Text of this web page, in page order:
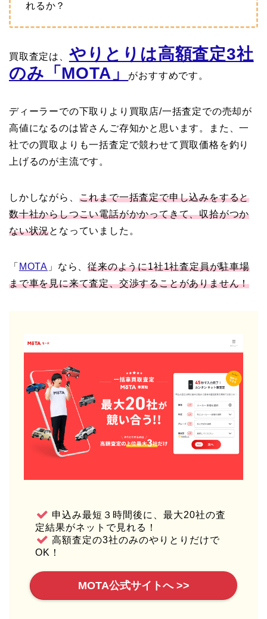
れるか？
買取査定は、 やりとりは高額査定3社
のみ「MOTA」
がおすすめです。
ディーラーでの下取りより買取店/一括査定での売却が
高値になるのは皆さんご存知かと思います。また、一
社での買取よりも一括査定で競わせて買取価格を釣り
上げるのが主流です。
しかしながら、 これまで一括査定で申し込みをすると
数十社からしつこい電話がかかってきて、収拾がつか
ない状況となっていました。
「 MOTA 」なら、従来のように1社1社査定員が駐車場
まで車を見に来て査定、交渉することがありません！
申込み最短３時間後に、最大20社の査
定結果がネットで見れる！
高額査定の3社のみのやりとりだけで
OK！
MOTA公式サイトへ >>